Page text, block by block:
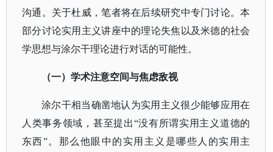
沟通。关于杜威，笔者将在后续研究中专门讨论。本
部分讨论实用主义讲座中的理论失焦以及米德的社会
学思想与涂尔干理论进行对话的可能性。
（一）学术注意空间与焦虑敌视
涂尔干相当确凿地认为实用主义很少能够应用在
人类事务领域，甚至提出“没有所谓实用主义道德的
东西”。那么他眼中的实用主义是哪些人的实用主